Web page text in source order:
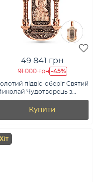
49 841 грн
91 000 грн -45%
підвіс-оберіг Святий
Чудотворець з
(арт. 4401017ч)
Купити
Хіт